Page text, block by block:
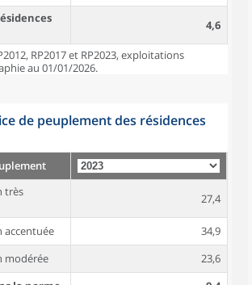
4,6
RP2017 et RP2023, exploitations
au 01/01/2026.
de peuplement des résidences
très
27,4
accentuée
34,9
modérée
23,6